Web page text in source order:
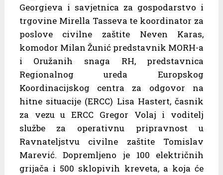
Georgieva i savjetnica za gospodarstvo i
trgovine Mirella Tasseva te koordinator za
poslove civilne zaštite Neven Karas,
komodor Milan Žunić predstavnik MORH-a
i Oružanih snaga RH, predstavnica
Regionalnog ureda Europskog
Koordinacijskog centra za odgovor na
hitne situacije (ERCC) Lisa Hastert, časnik
za vezu u ERCC Gregor Volaj i voditelj
službe za operativnu pripravnost u
Ravnateljstvu civilne zaštite Tomislav
Marević. Dopremljeno je 100 električnih
grijača i 500 sklopivih kreveta, a koja će